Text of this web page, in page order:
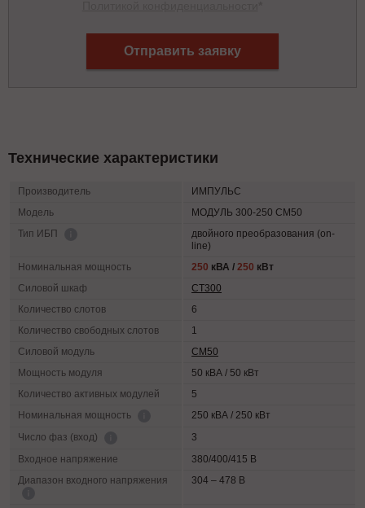
Отправить заявку
Технические характеристики
Производитель
ИМПУЛЬС
Модель
МОДУЛЬ 300-250 СМ50
Тип ИБП
двойного преобразования (on-
line)
Номинальная мощность
250 кВА / 250 кВт
Силовой шкаф
СТ300
Количество слотов
6
Количество свободных слотов
1
Силовой модуль
СМ50
Мощность модуля
50 кВА / 50 кВт
Количество активных модулей
5
Номинальная мощность
250 кВА / 250 кВт
Число фаз (вход)
3
Входное напряжение
380/400/415 В
Диапазон входного напряжения
304 – 478 В